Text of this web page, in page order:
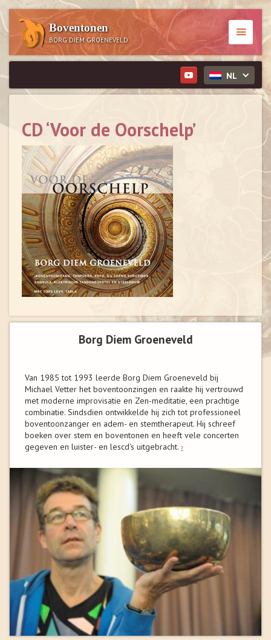
Boventonen
BORG DIEM GROENEVELD
NL
CD ‘Voor de Oorschelp’
Borg Diem Groeneveld
Van 1985 tot 1993 leerde Borg Diem Groeneveld bij
Michael Vetter het boventoonzingen en raakte hij vertrouwd
met moderne improvisatie en Zen-meditatie, een prachtige
combinatie. Sindsdien ontwikkelde hij zich tot professioneel
boventoonzanger en adem- en stemtherapeut. Hij schreef
boeken over stem en boventonen en heeft vele concerten
gegeven en luister- en lescd's uitgebracht. ›